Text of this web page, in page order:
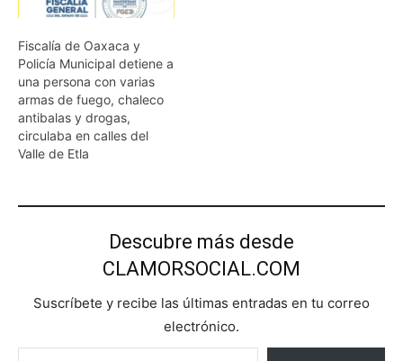
Fiscalía de Oaxaca y
Policía Municipal detiene a
una persona con varias
armas de fuego, chaleco
antibalas y drogas,
circulaba en calles del
Valle de Etla
Descubre más desde
CLAMORSOCIAL.COM
Suscríbete y recibe las últimas entradas en tu correo
electrónico.
Escribe tu correo electrónico…